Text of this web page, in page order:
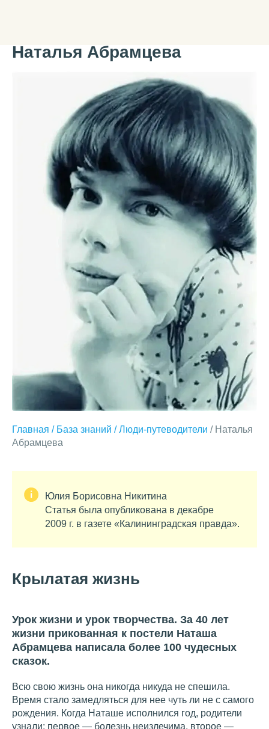
Наталья Абрамцева
Главная / База знаний /Люди-путеводители / Наталья
Абрамцева
Юлия Борисовна Никитина
Статья была опубликована в декабре
2009 г. в газете «Калининградская правда».
Крылатая жизнь
Урок жизни и урок творчества. За 40 лет
жизни прикованная к постели Наташа
Абрамцева написала более 100 чудесных
сказок.
Всю свою жизнь она никогда никуда не спешила.
Время стало замедляться для нее чуть ли не с самого
рождения. Когда Наташе исполнился год, родители
узнали: первое — болезнь неизлечима, второе —